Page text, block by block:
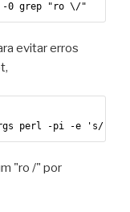
0 grep "ro \/"
evitar erros
perl -pi -e 's/ro
"ro /" por